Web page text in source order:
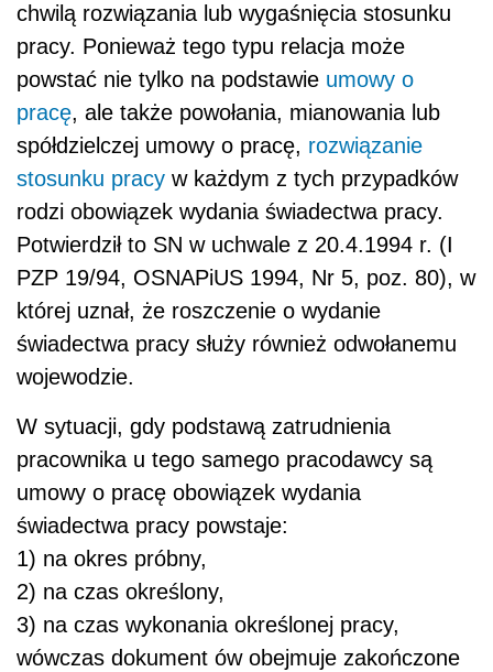
chwilą rozwiązania lub wygaśnięcia stosunku
pracy. Ponieważ tego typu relacja może
powstać nie tylko na podstawie umowy o
pracę, ale także powołania, mianowania lub
spółdzielczej umowy o pracę, rozwiązanie
stosunku pracy w każdym z tych przypadków
rodzi obowiązek wydania świadectwa pracy.
Potwierdził to SN w uchwale z 20.4.1994 r. (I
PZP 19/94, OSNAPiUS 1994, Nr 5, poz. 80), w
której uznał, że roszczenie o wydanie
świadectwa pracy służy również odwołanemu
wojewodzie.
W sytuacji, gdy podstawą zatrudnienia
pracownika u tego samego pracodawcy są
umowy o pracę obowiązek wydania
świadectwa pracy powstaje:
1) na okres próbny,
2) na czas określony,
3) na czas wykonania określonej pracy,
wówczas dokument ów obejmuje zakończone